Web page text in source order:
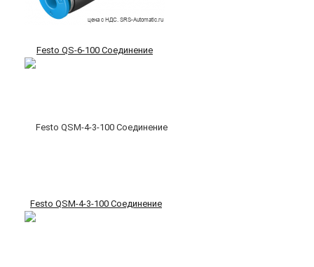
Festo QS-6-100 Соединение
Festo QSM-4-3-100 Соединение